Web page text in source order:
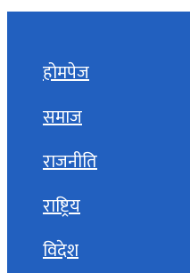
होमपेज
समाज
राजनीति
राष्ट्रिय
विदेश